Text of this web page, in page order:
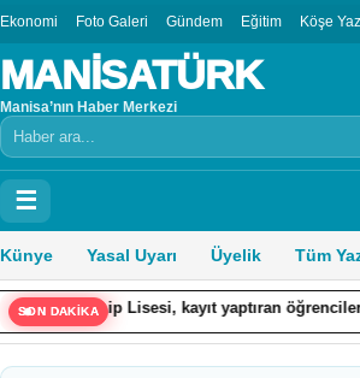
Ekonomi Foto Galeri Gündem Eğitim Köşe
MANİSATÜRK
Manisa’nın Haber Merkezi
Arama
☰
Künye Yasal Uyarı Üyelik Tüm
SON DAKİKA
kayıt yaptıran öğrencilere tablet hediye